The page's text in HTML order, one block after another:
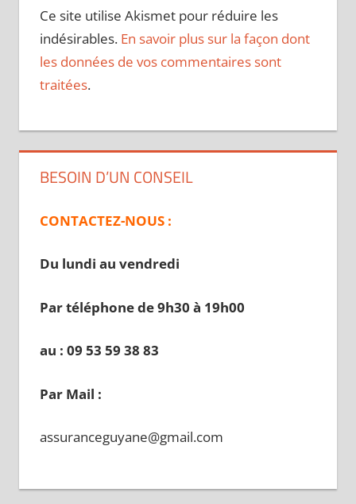
Ce site utilise Akismet pour réduire les
indésirables. En savoir plus sur la façon dont
les données de vos commentaires sont
traitées.
BESOIN D’UN CONSEIL
CONTACTEZ-NOUS :
Du lundi au vendredi
Par téléphone de 9h30 à 19h00
au : 09 53 59 38 83
Par Mail :
assuranceguyane@gmail.com